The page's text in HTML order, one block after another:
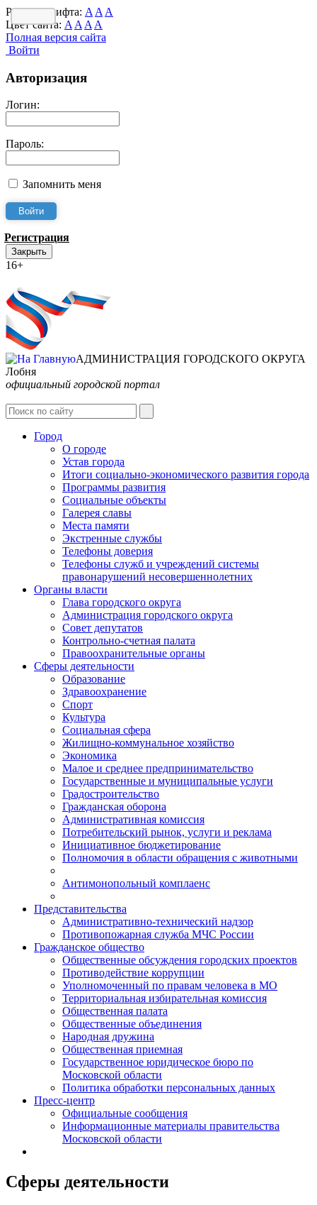
Размер шрифта: A A A
Цвет сайта: A A A A
Полная версия сайта
Войти
Авторизация
Логин:
Пароль:
Запомнить меня
Регистрация
Закрыть
16+
АДМИНИСТРАЦИЯ ГОРОДСКОГО ОКРУГА
Лобня
официальный городской портал
Город
О городе
Устав города
Итоги социально-экономического развития города
Программы развития
Социальные объекты
Галерея славы
Места памяти
Экстренные службы
Телефоны доверия
Телефоны служб и учреждений системы
правонарушений несовершеннолетних
Органы власти
Глава городского округа
Администрация городcкого округа
Совет депутатов
Контрольно-счетная палата
Правоохранительные органы
Сферы деятельности
Образование
Здравоохранение
Спорт
Культура
Социальная сфера
Жилищно-коммунальное хозяйство
Экономика
Малое и среднее предпринимательство
Государственные и муниципальные услуги
Градостроительство
Гражданская оборона
Административная комиссия
Потребительский рынок, услуги и реклама
Инициативное бюджетирование
Полномочия в области обращения с животными
Антимонопольный комплаенс
Представительства
Административно-технический надзор
Противопожарная служба МЧС России
Гражданское общество
Общественные обсуждения городских проектов
Противодействие коррупции
Уполномоченный по правам человека в МО
Территориальная избирательная комиссия
Общественная палата
Общественные объединения
Народная дружина
Общественная приемная
Государственное юридическое бюро по
Московской области
Политика обработки персональных данных
Пресс-центр
Официальные сообщения
Информационные материалы правительства
Московской области
Сферы деятельности